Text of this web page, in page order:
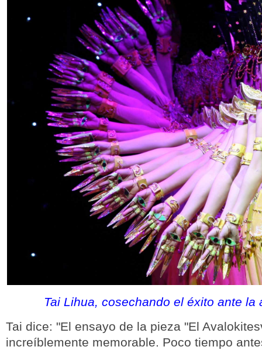
Tai Lihua, cosechando el éxito ante la
Tai dice: "El ensayo de la pieza "El
increíblemente memorable. Poco tiempo